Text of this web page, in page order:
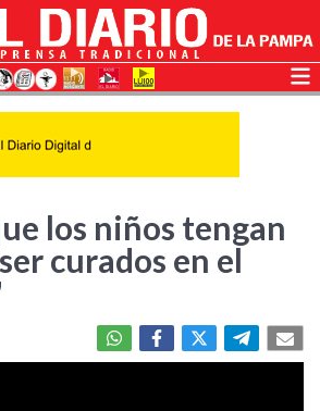
los niños tengan
curados en el